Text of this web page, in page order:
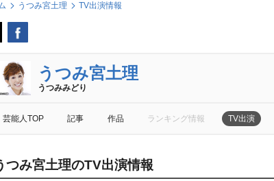
うつみ宮土理 TV出演情報
うつみ宮土理
うつみみどり
芸能人TOP 記事 作品 ランキング情報 TV出演
つみ宮土理のTV出演情報